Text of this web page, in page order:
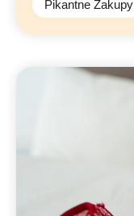
Pikantne Zakupy